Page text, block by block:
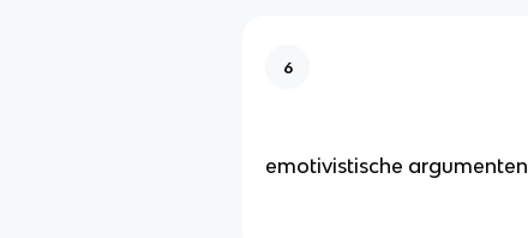
6
emotivistische argumenten